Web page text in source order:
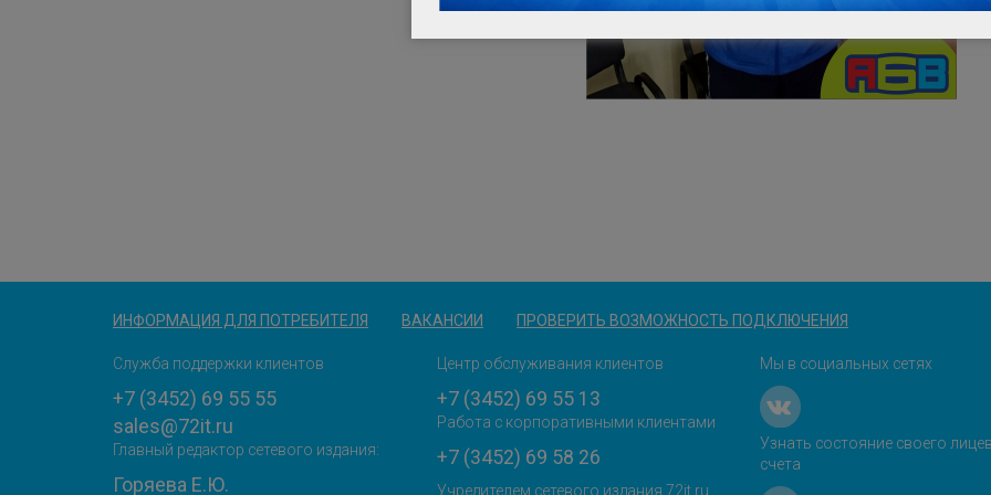
ИНФОРМАЦИЯ ДЛЯ ПОТРЕБИТЕЛЯ ВАКАНСИИ ПРОВЕРИТЬ ВОЗМОЖНОСТЬ ПОДКЛЮЧЕНИЯ
Служба поддержки клиентов
+7 (3452) 69 55 55
sales@72it.ru
Главный редактор сетевого издания:
Горяева Е.Ю.
Центр обслуживания клиентов
+7 (3452) 69 55 13
Работа с корпоративными клиентами
+7 (3452) 69 58 26
Учредителем сетевого издания 72it.ru
Мы в социальных сетях
Узнать состояние своего
счета